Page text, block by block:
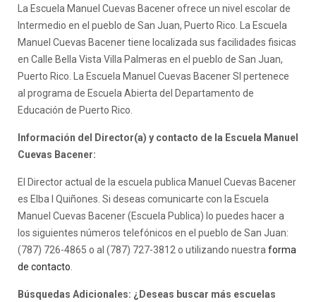
La Escuela Manuel Cuevas Bacener ofrece un nivel escolar de
Intermedio en el pueblo de San Juan, Puerto Rico. La Escuela
Manuel Cuevas Bacener tiene localizada sus facilidades fisicas
en Calle Bella Vista Villa Palmeras en el pueblo de San Juan,
Puerto Rico. La Escuela Manuel Cuevas Bacener SI pertenece
al programa de Escuela Abierta del Departamento de
Educación de Puerto Rico.
Información del Director(a) y contacto de la Escuela Manuel
Cuevas Bacener:
El Director actual de la escuela publica Manuel Cuevas Bacener
es Elba I Quiñones. Si deseas comunicarte con la Escuela
Manuel Cuevas Bacener (Escuela Publica) lo puedes hacer a
los siguientes números telefónicos en el pueblo de San Juan:
(787) 726-4865 o al (787) 727-3812 o utilizando nuestra forma
de contacto
Búsquedas Adicionales: ¿Deseas buscar más escuelas